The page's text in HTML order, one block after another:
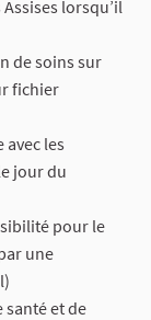
lorsqu’il
de soins sur
fichier
les
jour du
pour le
une
santé et de